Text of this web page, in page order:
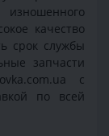
качество
срок службы
запчасти
с
по всей